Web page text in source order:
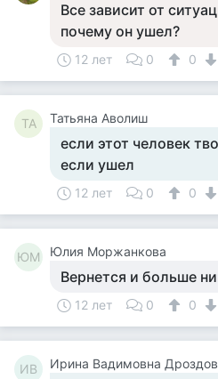
Все зависит от
почему он ушел?
12 лет 0 0
ТА Татьяна Аволиш
если этот человек
если ушел
12 лет 0 0
ЮМ Юлия Моржанкова
Вернется и больше
12 лет 0 0
ИВ Ирина Вадимовна